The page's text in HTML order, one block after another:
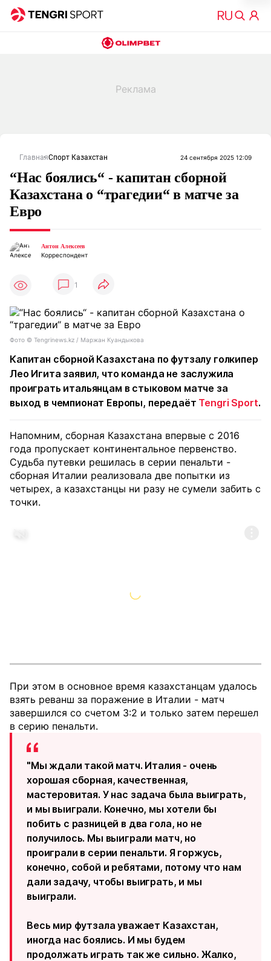
ГлавнаяСпорт Казахстан 24 сентября 2025 12:09
“Нас боялись“ - капитан сборной
Казахстана о “трагедии“ в матче за
Евро
Антон Алексеев
Корреспондент
1
Фото ©️ Tengrinews.kz / Маржан Куандыкова
Капитан сборной Казахстана по футзалу голкипер
Лео Игита заявил, что команда не заслужила
проиграть итальянцам в стыковом матче за
выход в чемпионат Европы, передаёт Tengri Sport.
Напомним, сборная Казахстана впервые с 2016
года пропускает континентальное первенство.
Судьба путевки решилась в серии пенальти -
сборная Италии реализовала две попытки из
четырех, а казахстанцы ни разу не сумели забить с
точки.
При этом в основное время казахстанцам удалось
взять реванш за поражение в Италии - матч
завершился со счетом 3:2 и только затем перешел
в серию пенальти.
"Мы ждали такой матч. Италия - очень
хорошая сборная, качественная,
мастеровитая. У нас задача была выиграть,
и мы выиграли. Конечно, мы хотели бы
побить с разницей в два гола, но не
получилось. Мы выиграли матч, но
проиграли в серии пенальти. Я горжусь,
конечно, собой и ребятами, потому что нам
дали задачу, чтобы выиграть, и мы
выиграли.
Весь мир футзала уважает Казахстан,
иногда нас боялись. И мы будем
продолжать играть так же сильно. Жалко,